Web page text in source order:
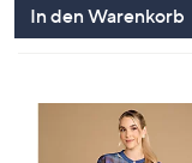
In den Warenkorb